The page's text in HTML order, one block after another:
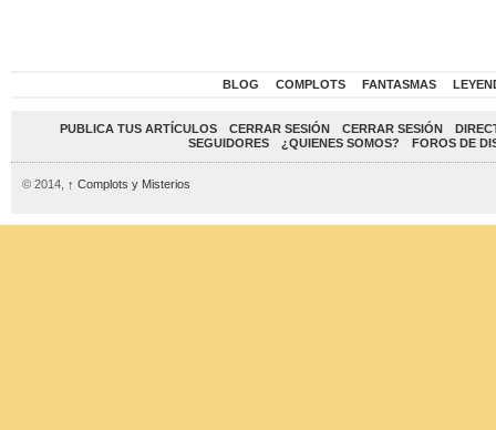
BLOG COMPLOTS FANTASMAS
PUBLICA TUS ARTÍCULOS CERRAR SESIÓN CERRAR SESIÓN
SEGUIDORES
¿QUIENES SOMOS? FOROS DE
© 2014, ↑ Complots y Misterios